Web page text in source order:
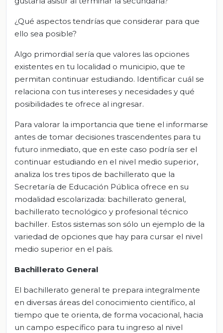
¿Qué aspectos tendrías que considerar para que
ello sea posible?
Algo primordial sería que valores las opciones
existentes en tu localidad o municipio, que te
permitan continuar estudiando. Identificar cuál se
relaciona con tus intereses y necesidades y qué
posibilidades te ofrece al ingresar.
Para valorar la importancia que tiene el informarse
antes de tomar decisiones trascendentes para tu
futuro inmediato, que en este caso podría ser el
continuar estudiando en el nivel medio superior,
analiza los tres tipos de bachillerato que la
Secretaría de Educación Pública ofrece en su
modalidad escolarizada: bachillerato general,
bachillerato tecnológico y profesional técnico
bachiller. Estos sistemas son sólo un ejemplo de la
variedad de opciones que hay para cursar el nivel
medio superior en el país.
Bachillerato General
El bachillerato general te prepara integralmente
en diversas áreas del conocimiento científico, al
tiempo que te orienta, de forma vocacional, hacia
un campo específico para tu ingreso al nivel